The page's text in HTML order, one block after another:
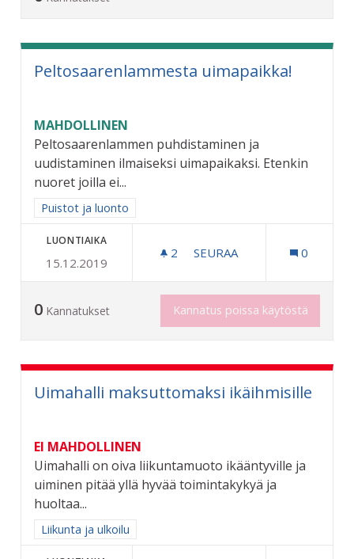
Peltosaarenlammesta uimapaikka!
MAHDOLLINEN
Peltosaarenlammen puhdistaminen ja
uudistaminen ilmaiseksi uimapaikaksi. Etenkin
nuoret joilla ei...
Rajaa tulokset aihepiirin mukaan: Puistot ja luonto
Puistot ja luonto
LUONTIAIKA
15.12.2019
2 2 SEURAAJAA
SEURAA 0
0 Kannatukset Kannatus poissa käytöstä
Uimahalli maksuttomaksi ikäihmisille
EI MAHDOLLINEN
Uimahalli on oiva liikuntamuoto ikääntyville ja
uiminen pitää yllä hyvää toimintakykyä ja
huoltaa...
Rajaa tulokset aihepiirin mukaan: Liikunta ja ulkoilu
Liikunta ja ulkoilu